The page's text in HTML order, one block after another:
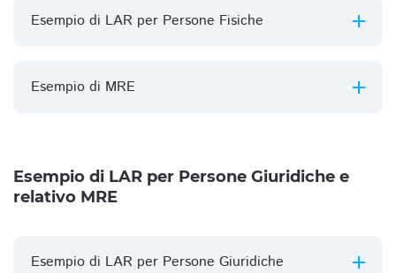
Esempio di LAR per Persone Fisiche
Esempio di MRE
Esempio di LAR per Persone Giuridiche e
relativo MRE
Esempio di LAR per Persone Giuridiche